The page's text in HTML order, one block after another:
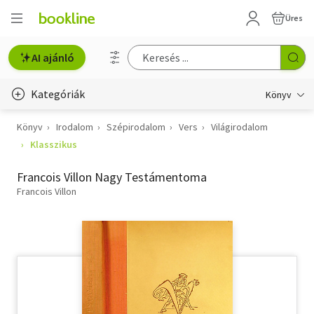
Üres
AI ajánló
Kategóriák Könyv
Életmód, egészség
Gyermek- és ifjúsági
Hobbi, szabadidő
Könyv Irodalom Szépirodalom Vers
Világirodalom
Klasszikus
Francois Villon Nagy Testámentoma
Francois Villon